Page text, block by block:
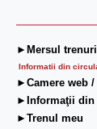
►Mersul
Informatii din
►Camere web
►Informaţii din
►Trenul meu